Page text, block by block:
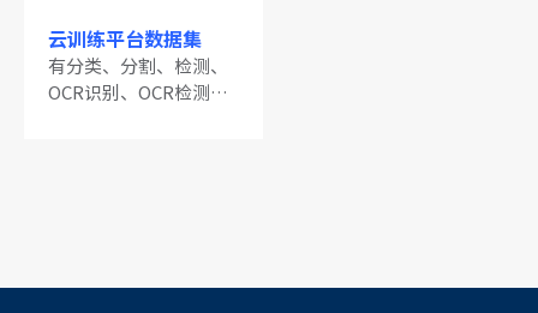
云训练平台数据集
有分类、分割、检测、
OCR识别、OCR检测、